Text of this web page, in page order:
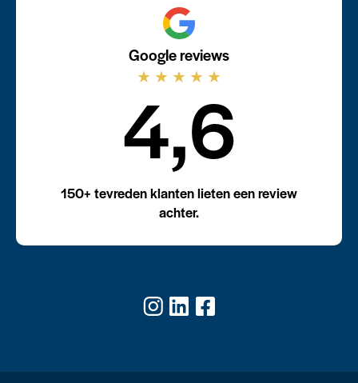
Google reviews
★ ★ ★ ★ ★
4,6
150+ tevreden klanten lieten een review
achter.